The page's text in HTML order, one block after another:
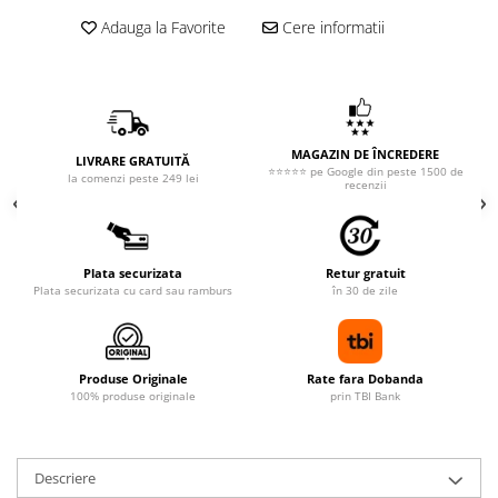
Adauga la Favorite Cere informatii
LIVRARE GRATUITĂ
la comenzi peste 249 lei
MAGAZIN DE ÎNCREDERE
⭐⭐⭐⭐⭐ pe Google din peste 1500 de
recenzii
Plata securizata
Plata securizata cu card sau ramburs
Retur gratuit
în 30 de zile
Produse Originale
100% produse originale
Rate fara Dobanda
prin TBI Bank
Descriere